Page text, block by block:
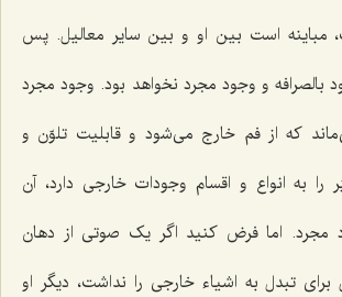
مباینه است بین او و بین سایر معالیل. پس
بالصرافه و وجود مجرد نخواهد بود. وجود مجرد
که از فم خارج می‌شود و قابلیت تلوّن و
را به انواع و اقسام وجودات خارجى دارد، آن
اما فرض کنید اگر یک صوتى از دهان
تبدل به اشیاء خارجى را نداشت، دیگر او